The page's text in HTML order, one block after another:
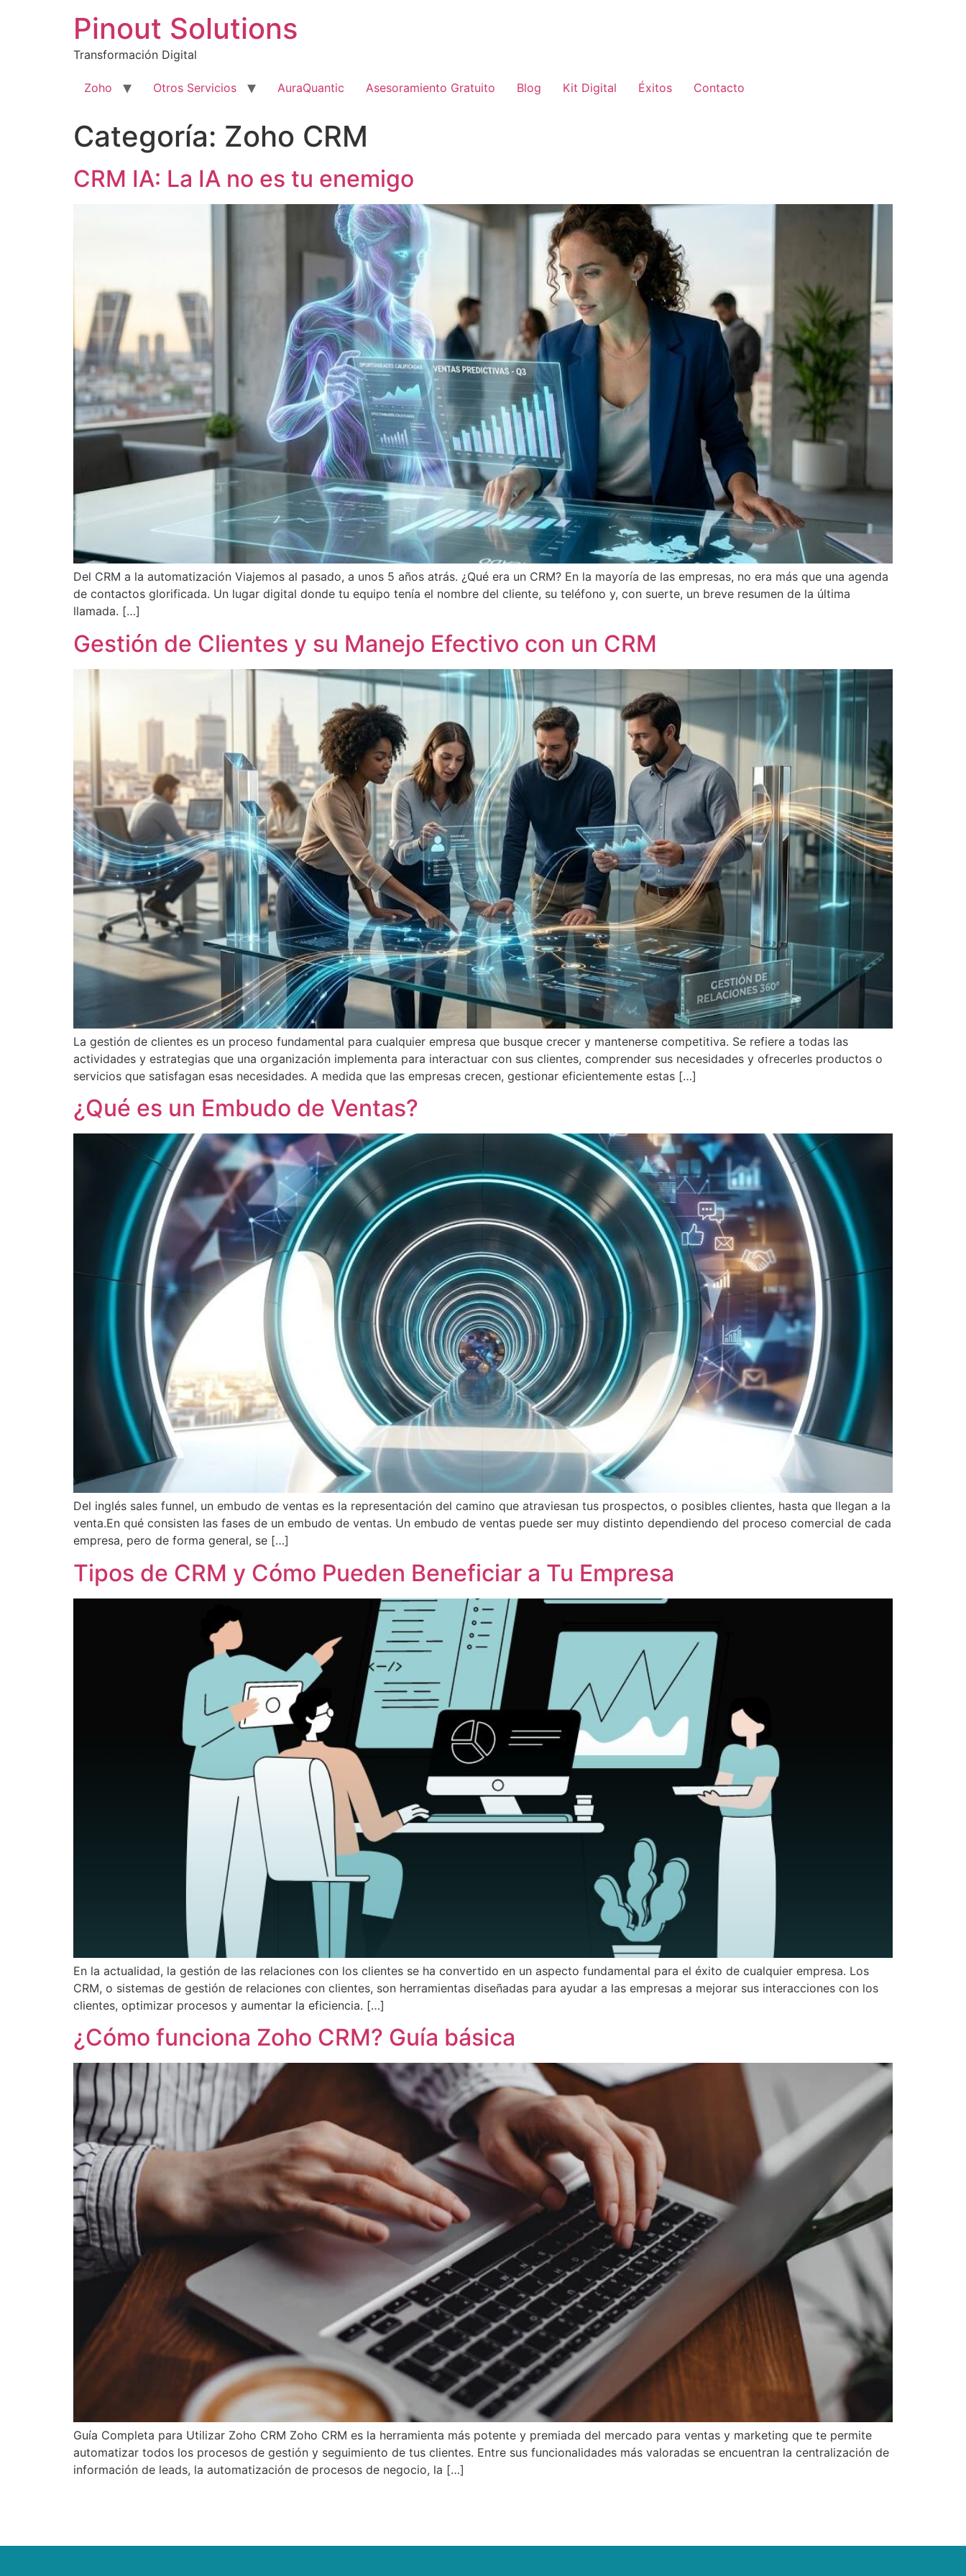
Pinout Solutions
Transformación Digital
Zoho Otros Servicios AuraQuantic Asesoramiento Gratuito Blog Kit Digital Éxitos Contacto
Categoría: Zoho CRM
CRM IA: La IA no es tu enemigo
Del CRM a la automatización Viajemos al pasado, a unos 5 años atrás. ¿Qué era un CRM? En la mayoría de las empresas, no era más que una agenda
de contactos glorificada. Un lugar digital donde tu equipo tenía el nombre del cliente, su teléfono y, con suerte, un breve resumen de la última
llamada. […]
Gestión de Clientes y su Manejo Efectivo con un CRM
La gestión de clientes es un proceso fundamental para cualquier empresa que busque crecer y mantenerse competitiva. Se refiere a todas las
actividades y estrategias que una organización implementa para interactuar con sus clientes, comprender sus necesidades y ofrecerles productos o
servicios que satisfagan esas necesidades. A medida que las empresas crecen, gestionar eficientemente estas […]
¿Qué es un Embudo de Ventas?
Del inglés sales funnel, un embudo de ventas es la representación del camino que atraviesan tus prospectos, o posibles clientes, hasta que llegan a la
venta.En qué consisten las fases de un embudo de ventas. Un embudo de ventas puede ser muy distinto dependiendo del proceso comercial de cada
empresa, pero de forma general, se […]
Tipos de CRM y Cómo Pueden Beneficiar a Tu Empresa
En la actualidad, la gestión de las relaciones con los clientes se ha convertido en un aspecto fundamental para el éxito de cualquier empresa. Los
CRM, o sistemas de gestión de relaciones con clientes, son herramientas diseñadas para ayudar a las empresas a mejorar sus interacciones con los
clientes, optimizar procesos y aumentar la eficiencia. […]
¿Cómo funciona Zoho CRM? Guía básica
Guía Completa para Utilizar Zoho CRM Zoho CRM es la herramienta más potente y premiada del mercado para ventas y marketing que te permite
automatizar todos los procesos de gestión y seguimiento de tus clientes. Entre sus funcionalidades más valoradas se encuentran la centralización de
información de leads, la automatización de procesos de negocio, la […]